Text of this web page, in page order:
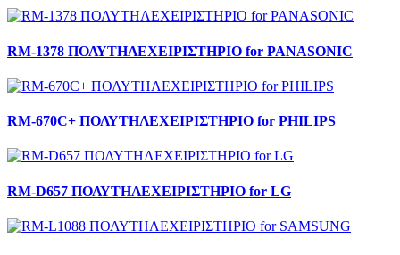
RM-1378 ΠΟΛΥΤΗΛΕΧΕΙΡΙΣΤΗΡΙΟ for PANASONIC
RM-670C+ ΠΟΛΥΤΗΛΕΧΕΙΡΙΣΤΗΡΙΟ for PHILIPS
RM-D657 ΠΟΛΥΤΗΛΕΧΕΙΡΙΣΤΗΡΙΟ for LG